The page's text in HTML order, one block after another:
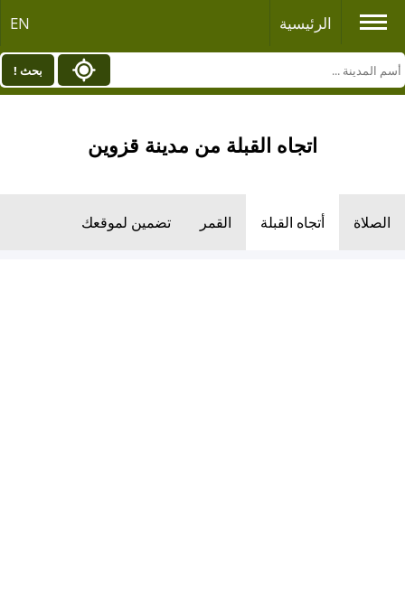
الرئيسية EN
بحث !
اتجاه القبلة من مدينة قزوين
الصلاة أتجاه القبلة القمر تضمين لموقعك